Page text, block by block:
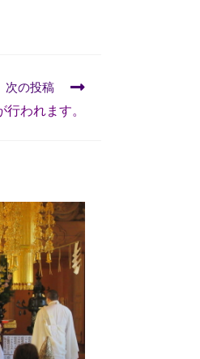
次の投稿
われます。